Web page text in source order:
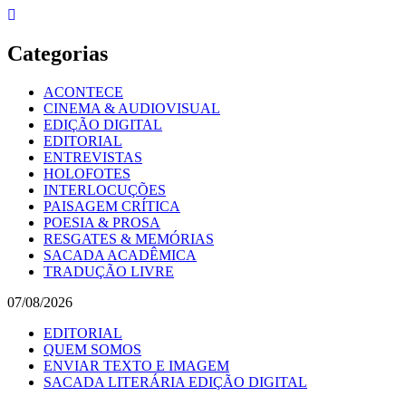
Skip
content
Categorias
ACONTECE
CINEMA & AUDIOVISUAL
EDIÇÃO DIGITAL
EDITORIAL
ENTREVISTAS
HOLOFOTES
INTERLOCUÇÕES
PAISAGEM CRÍTICA
POESIA & PROSA
RESGATES & MEMÓRIAS
SACADA ACADÊMICA
TRADUÇÃO LIVRE
07/08/2026
EDITORIAL
QUEM SOMOS
ENVIAR TEXTO E IMAGEM
SACADA LITERÁRIA EDIÇÃO DIGITAL